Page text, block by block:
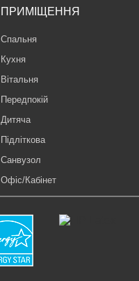
ПРИМІЩЕННЯ
Спальня
Кухня
Вітальня
Передпокій
Дитяча
Підліткова
Санвузол
Офіс/Кабінет